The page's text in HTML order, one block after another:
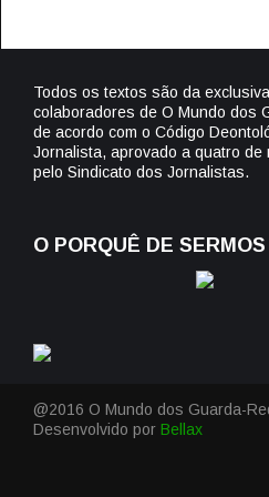
Todos os textos são da
colaboradores de O Mundo dos
de acordo com o Código
Jornalista, aprovado a quatro de
pelo Sindicato dos Jornalistas.
O PORQUÊ DE
@2016 O Mundo dos Guarda-
Desenvolvido por Bellax